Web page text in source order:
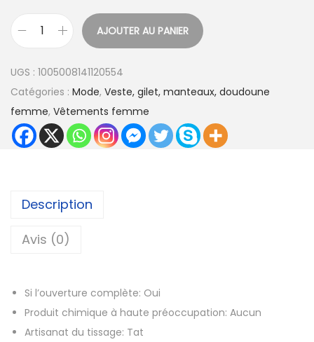
x
:
3
0
9
7
a
n
t
M
t
e
a
AJOUTER AU PANIER
UGS : 1005008141120554
Catégories : Mode, Veste, gilet, manteaux, doudoune
femme, Vêtements femme
Description
Avis (0)
Si l’ouverture complète: Oui
Produit chimique à haute préoccupation: Aucun
Artisanat du tissage: Tat